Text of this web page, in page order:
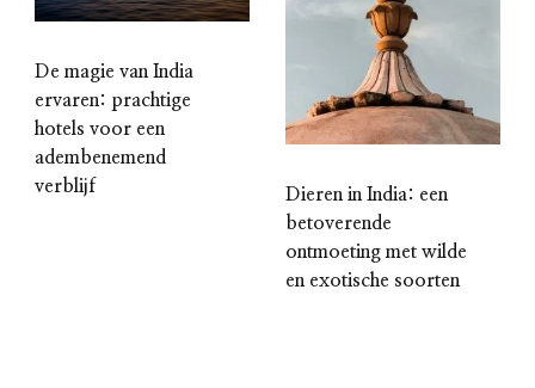
De magie van India
ervaren: prachtige
hotels voor een
adembenemend
verblijf
Dieren in India: een
betoverende
ontmoeting met wilde
en exotische soorten